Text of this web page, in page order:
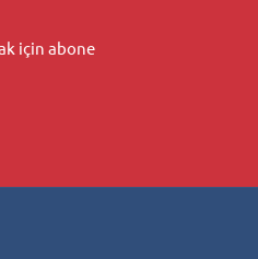
için abone